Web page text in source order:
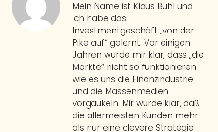
Mein Name ist Klaus Buhl und
ich habe das
Investmentgeschäft „von der
Pike auf“ gelernt. Vor einigen
Jahren wurde mir klar, dass „die
Märkte“ nicht so funktionieren
wie es uns die Finanzindustrie
und die Massenmedien
vorgaukeln. Mir wurde klar, daß
die allermeisten Kunden mehr
als nur eine clevere Strategie